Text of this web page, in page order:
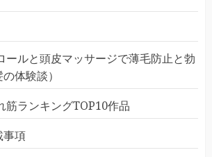
ールと頭皮マッサージで薄毛防止と勃
体験談）
筋ランキングTOP10作品
事項